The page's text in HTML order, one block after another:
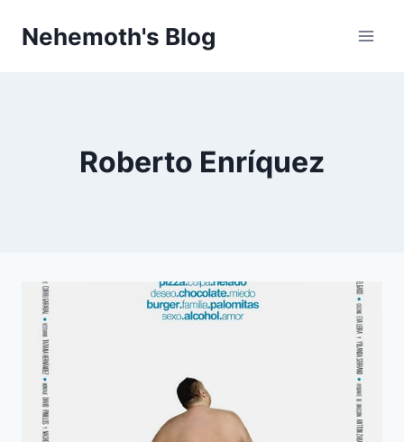
Nehemoth's Blog
Roberto Enríquez